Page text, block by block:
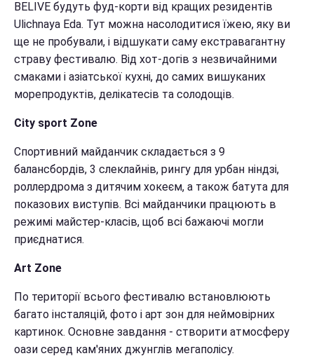
BELIVE будуть фуд-корти від кращих резидентів
Ulichnaya Eda. Тут можна насолодитися їжею, яку ви
ще не пробували, і відшукати саму екстравагантну
страву фестивалю. Від хот-догів з незвичайними
смаками і азіатської кухні, до самих вишуканих
морепродуктів, делікатесів та солодощів.
City sport Zone
Спортивний майданчик складається з 9
балансбордів, 3 слеклайнів, рингу для урбан ніндзі,
роллердрома з дитячим хокеєм, а також батута для
показових виступів. Всі майданчики працюють в
режимі майстер-класів, щоб всі бажаючі могли
приєднатися.
Art Zone
По території всього фестивалю встановлюють
багато інсталяцій, фото і арт зон для неймовірних
картинок. Основне завдання - створити атмосферу
оази серед кам'яних джунглів мегаполісу.